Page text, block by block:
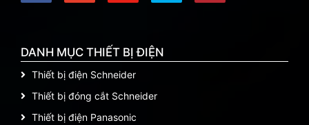
DANH MỤC THIẾT BỊ ĐIỆN
Thiết bị điện Schneider
Thiết bị đóng cắt Schneider
Thiết bị điện Panasonic